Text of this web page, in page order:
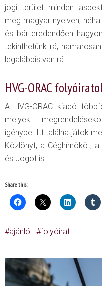
jogi terület minden
meg magyar nyelven,
és bár eredendően
tekinthetünk rá,
legalábbis van rá.
HVG-ORAC
A HVG-ORAC kiadó
melyek
igénybe. Itt találhatjátok
Közlönyt, a Céghírnököt,
és Jogot is.
Share this:
ajánló folyóirat